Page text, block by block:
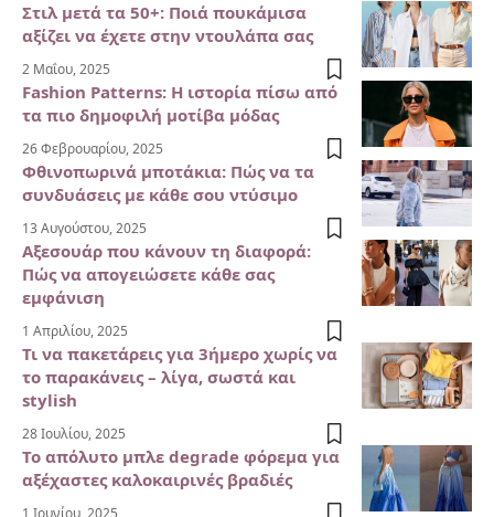
Στιλ μετά τα 50+: Ποιά πουκάμισα
αξίζει να έχετε στην ντουλάπα σας
2 Μαΐου, 2025
Fashion Patterns: Η ιστορία πίσω από
τα πιο δημοφιλή μοτίβα μόδας
26 Φεβρουαρίου, 2025
Φθινοπωρινά μποτάκια: Πώς να τα
συνδυάσεις με κάθε σου ντύσιμο
13 Αυγούστου, 2025
Αξεσουάρ που κάνουν τη διαφορά:
Πώς να απογειώσετε κάθε σας
εμφάνιση
1 Απριλίου, 2025
Τι να πακετάρεις για 3ήμερο χωρίς να
το παρακάνεις – λίγα, σωστά και
stylish
28 Ιουλίου, 2025
Το απόλυτο μπλε degrade φόρεμα για
αξέχαστες καλοκαιρινές βραδιές